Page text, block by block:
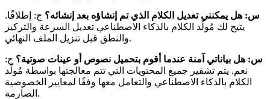
س: هل يمكنني تعديل الكلام الذي تم إنشاؤه بعد إنشائه؟ ج: إطلاقًا.
يتيح لك مُولّد الكلام بالذكاء الاصطناعي تعديل السرعة والتركيز
والنطق قبل تنزيل الملف النهائي.
س: هل بياناتي آمنة عندما أقوم بتحميل نصوص أو عينات صوتية؟ ج:
نعم. يتم تشفير جميع المحتويات التي تتم معالجتها بواسطة مُولّد
الكلام بالذكاء الاصطناعي والتعامل معها وفقًا لمعايير الخصوصية
الصارمة.